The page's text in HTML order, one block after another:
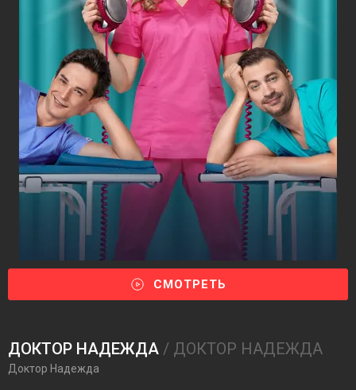
СМОТРЕТЬ
ДОКТОР НАДЕЖДА / ДОКТОР НАДЕЖДА
Доктор Надежда